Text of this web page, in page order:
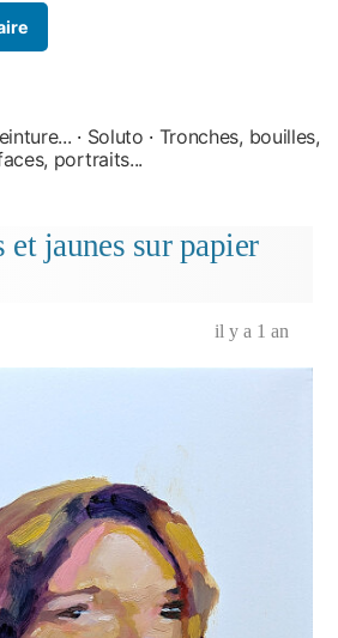
· Soluto · Tronches, bouilles,
portraits...
et jaunes sur papier
il y a 1 an